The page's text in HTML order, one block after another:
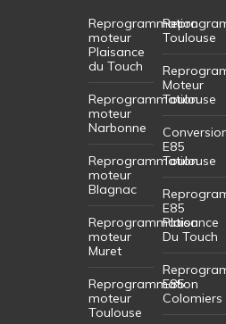
Reprogrammation
moteur
Plaisance
du Touch
Reprogrammation
moteur
Narbonne
Reprogrammation
moteur
Blagnac
Reprogrammation
moteur
Muret
Reprogrammation
moteur
Toulouse
Toulouse
Moteur
Toulouse
E85
Toulouse
E85
Plaisance
Du Touch
E85
Colomiers